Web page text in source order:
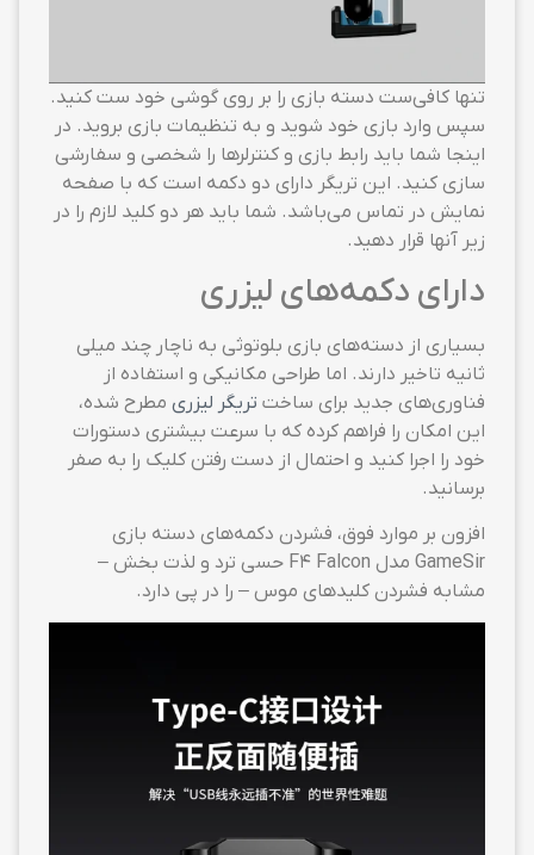
تنها کافی‌ست دسته بازی را بر روی گوشی خود ست کنید.
سپس وارد بازی خود شوید و به تنظیمات بازی بروید. در
اینجا شما باید رابط بازی و کنترلرها را شخصی و سفارشی
سازی کنید. این تریگر دارای دو دکمه است که با صفحه
نمایش در تماس می‌باشد. شما باید هر دو کلید لازم را در
زیر آنها قرار دهید.
دارای دکمه‌های لیزری
بسیاری از دسته‌های بازی بلوتوثی به ناچار چند میلی
ثانیه تاخیر دارند. اما طراحی مکانیکی و استفاده از
فناوری‌های جدید برای ساخت تریگر لیزری مطرح شده،
این امکان را فراهم کرده که با سرعت بیشتری دستورات
خود را اجرا کنید و احتمال از دست رفتن کلیک را به صفر
برسانید.
افزون بر موارد فوق، فشردن دکمه‌های دسته بازی
GameSir مدل F4 Falcon حسی ترد و لذت بخش –
مشابه فشردن کلیدهای موس – را در پی دارد.